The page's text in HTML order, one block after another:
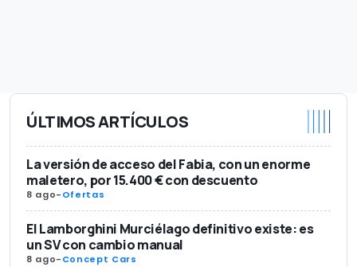
ÚLTIMOS ARTÍCULOS
La versión de acceso del Fabia, con un enorme
maletero, por 15.400 € con descuento
8 ago-Ofertas
El Lamborghini Murciélago definitivo existe: es
un SV con cambio manual
8 ago-Concept Cars